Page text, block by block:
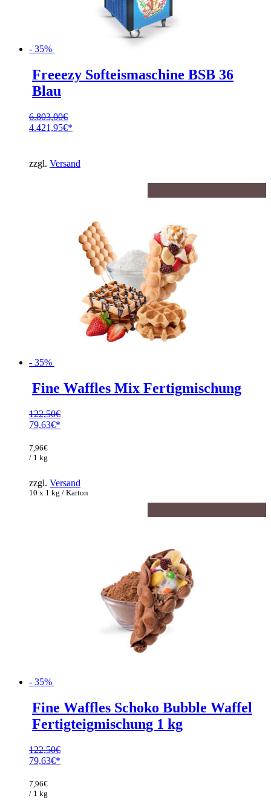
- 35%
Freeezy Softeismaschine BSB 36
Blau
6.803,00€
Ursprünglicher
6.803,00€
4.421,95€
ist:
4.421,95€.
zzgl. Versand
- 35%
Fine Waffles Mix Fertigmischung
122,50€
Ursprünglicher
war:
122,50€
79,63€
Preis
ist:
10 x 1 kg / Karton
7,96€
/ 1 kg
zzgl. Versand
- 35%
Fine Waffles Schoko Bubble Waffel
Fertigteigmischung 1 kg
122,50€
Ursprünglicher
war:
122,50€
79,63€
Preis
ist:
7,96€
/ 1 kg